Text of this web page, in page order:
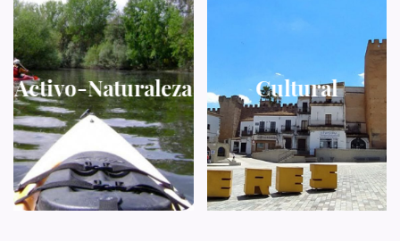
Activo-Naturaleza Cultural